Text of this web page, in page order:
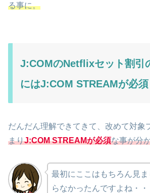
る事に。
J:COMのNetflixセット割引
にはJ:COM STREAMが必須
だんだん理解できてきて、改めて対象
まりJ:COM STREAMが必須な事が分
最初にここはもちろん見
らなかったんですよね・・